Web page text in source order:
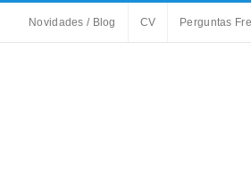
Novidades / Blog CV Perguntas